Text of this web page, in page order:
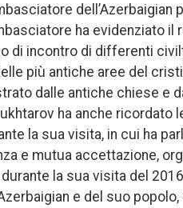
dell’Azerbaigian
ha evidenziato il
di incontro di differenti
più antiche aree del
dalle antiche chiese e
ha anche ricordato
la sua visita, in cui ha
e mutua accettazione,
la sua visita del
e del suo